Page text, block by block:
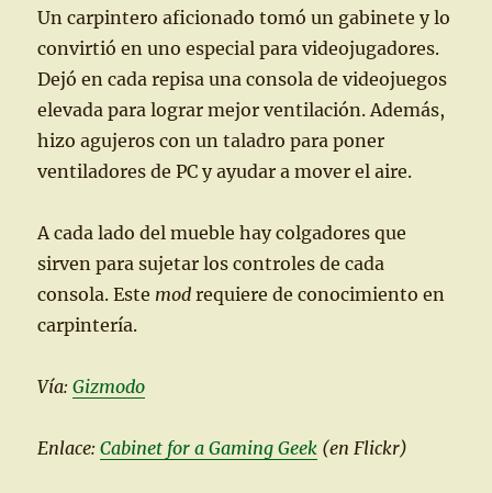
Un carpintero aficionado tomó un gabinete y lo
convirtió en uno especial para videojugadores.
Dejó en cada repisa una consola de videojuegos
elevada para lograr mejor ventilación. Además,
hizo agujeros con un taladro para poner
ventiladores de PC y ayudar a mover el aire.
A cada lado del mueble hay colgadores que
sirven para sujetar los controles de cada
consola. Este mod requiere de conocimiento en
carpintería.
Vía:Gizmodo
Enlace:Cabinet for a Gaming Geek (en Flickr)